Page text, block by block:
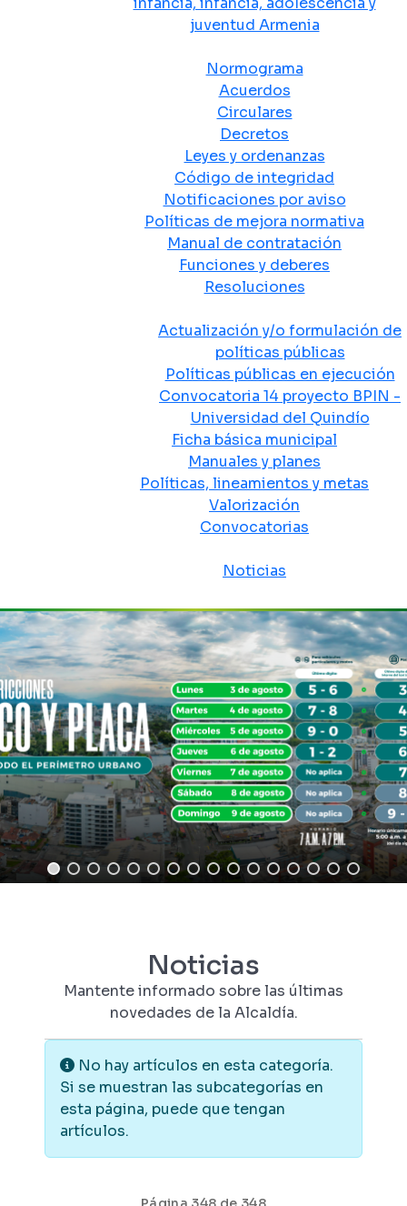
juventud Armenia
Normograma
Acuerdos
Circulares
Decretos
Leyes y ordenanzas
Código de integridad
Notificaciones por aviso
Políticas de mejora normativa
Manual de contratación
Funciones y deberes
Resoluciones
Actualización y/o formulación de
políticas públicas
Políticas públicas en ejecución
Convocatoria 14 proyecto BPIN -
Universidad del Quindío
Ficha básica municipal
Manuales y planes
Políticas, lineamientos y metas
Valorización
Convocatorias
Noticias
Noticias
Mantente informado sobre las últimas
novedades de la Alcaldía.
Información
No hay artículos en esta categoría.
Si se muestran las subcategorías en
esta página, puede que tengan
artículos.